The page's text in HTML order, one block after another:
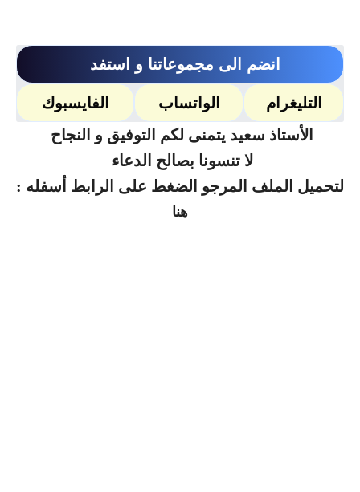
انضم الى مجموعاتنا و استفد
التليغرام الواتساب
الفايسبوك
الأستاذ سعيد يتمنى لكم التوفيق و النجاح
لا تنسونا بصالح الدعاء
لتحميل الملف المرجو الضغط على الرابط أسفله :
هنا